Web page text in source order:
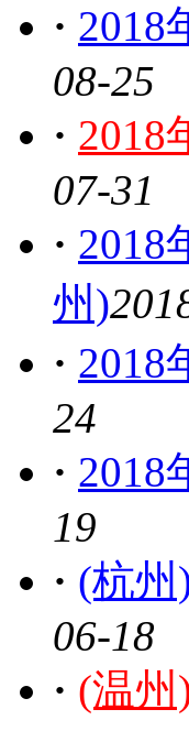
· 2018
08-25
· 2018
07-31
· 2018
州)
· 2018
24
· 2018
19
· (杭州
06-18
· (温州